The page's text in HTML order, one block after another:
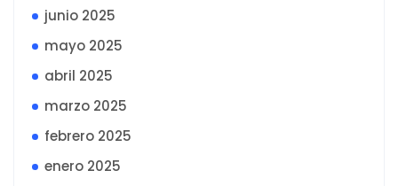
junio 2025
mayo 2025
abril 2025
marzo 2025
febrero 2025
enero 2025